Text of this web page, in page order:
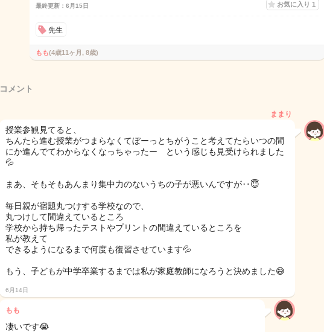
最終更新：6月15日 お気に入り 1
先生
もも(4歳11ヶ月, 8歳)
コメント
ままり
授業参観見てると、
ちんたら進む授業がつまらなくてぼーっとちがうこと考えてたらいつの間
にか進んでてわからなくなっちゃったー という感じも見受けられました
💦
まあ、そもそもあんまり集中力のないうちの子が悪いんですが‥😇
毎日親が宿題丸つけする学校なので、
丸つけして間違えているところ
学校から持ち帰ったテストやプリントの間違えているところを
私が教えて
できるようになるまで何度も復習させています💦
もう、子どもが中学卒業するまでは私が家庭教師になろうと決めました😅
6月14日
もも
凄いです😭